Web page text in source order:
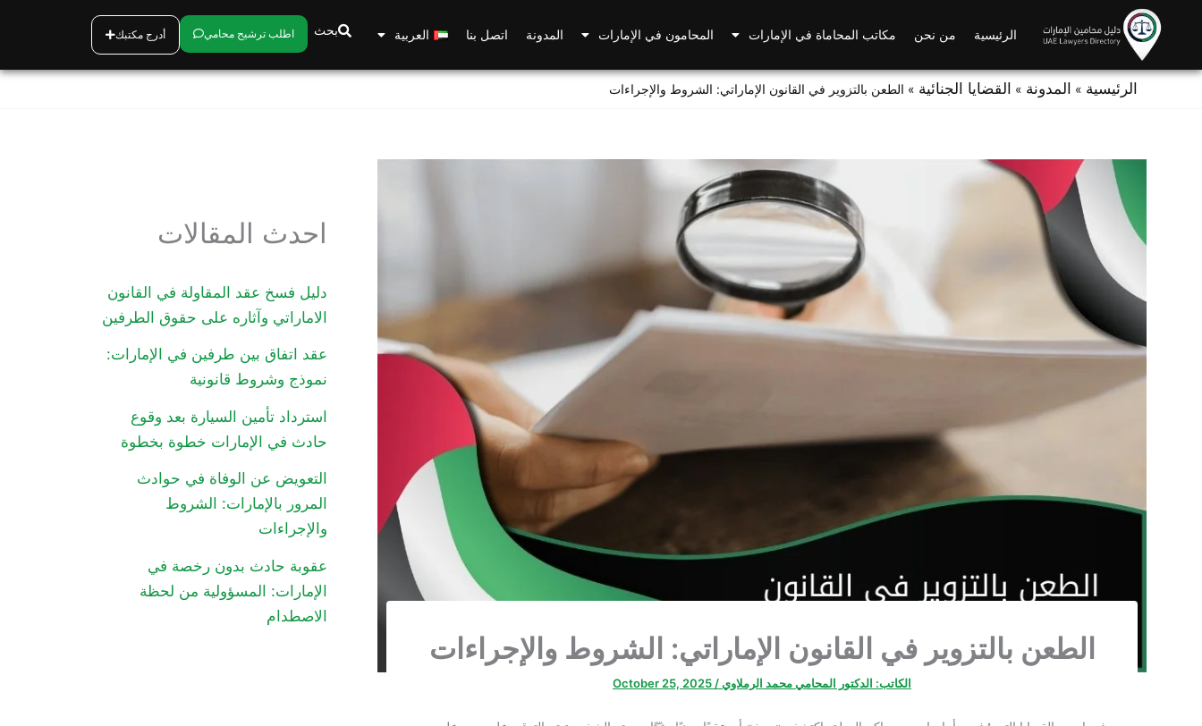
content
الرئيسية من نحن مكاتب المحاماة في الإمارات المحامون في الإمارات المدونة اتصل بنا العربية بحث اطلب ترشيح محامي أدرج مكتبك
الرئيسية » المدونة » القضايا الجنائية » الطعن بالتزوير في القانون الإماراتي: الشروط والإجراءات
الطعن بالتزوير في القانون الإماراتي: الشروط والإجراءات
الكاتب: الدكتور المحامي محمد الرملاوي/
October 25, 2025
احدث المقالات
دليل فسخ عقد المقاولة في القانون
الاماراتي وآثاره على حقوق الطرفين
عقد اتفاق بين طرفين في الإمارات:
نموذج وشروط قانونية
استرداد تأمين السيارة بعد وقوع
حادث في الإمارات خطوة بخطوة
التعويض عن الوفاة في حوادث
المرور بالإمارات: الشروط
والإجراءات
عقوبة حادث بدون رخصة في
الإمارات: المسؤولية من لحظة
الاصطدام